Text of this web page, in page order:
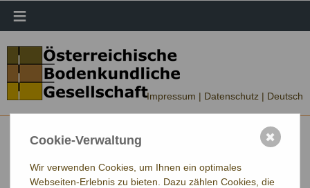
≡
Impressum | Datenschutz | Deutsch
Cookie-Verwaltung
Wir verwenden Cookies, um Ihnen ein optimales
Webseiten-Erlebnis zu bieten. Dazu zählen Cookies, die
✖